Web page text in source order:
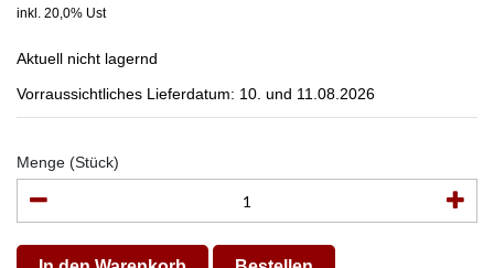
inkl. 20,0% Ust
Aktuell nicht lagernd
Vorraussichtliches Lieferdatum: 10. und 11.08.2026
Menge (Stück)